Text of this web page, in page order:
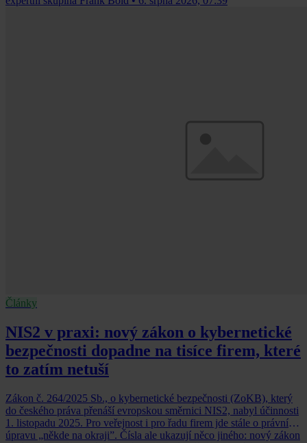
Články
NIS2 v praxi: nový zákon o kybernetické
bezpečnosti dopadne na tisíce firem, které
to zatím netuší
Zákon č. 264/2025 Sb., o kybernetické bezpečnosti (ZoKB), který
do českého práva přenáší evropskou směrnici NIS2, nabyl účinnosti
1. listopadu 2025. Pro veřejnost i pro řadu firem jde stále o právní
úpravu „někde na okraji”. Čísla ale ukazují něco jiného: nový zákon